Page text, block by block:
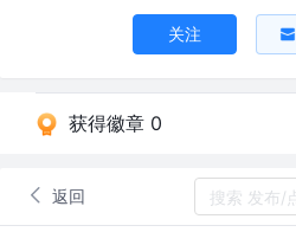
关注
获得徽章 0
返回